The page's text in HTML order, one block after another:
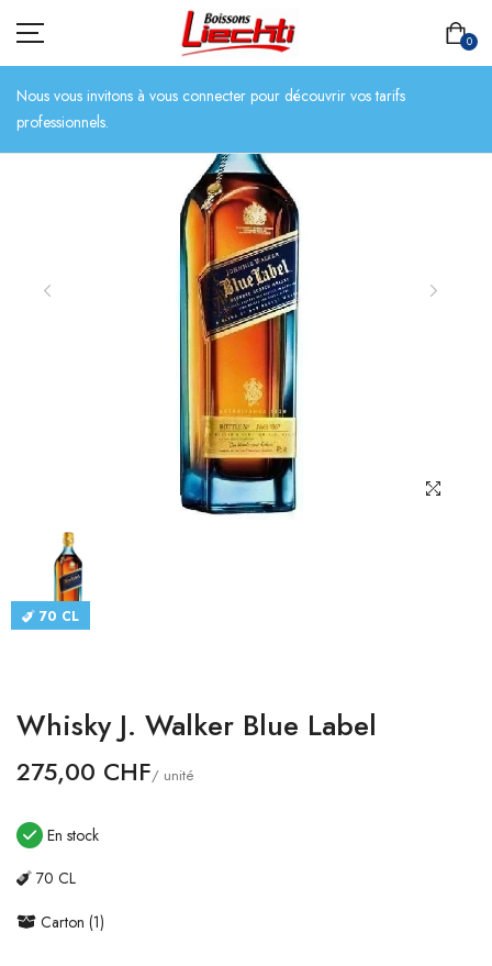
0
TOUT L’ASSORTIMENT
BIÈRES
BOISSONS SANS ALCOOL
CATALOGUES
CONTACT
Devise
Nous vous invitons à vous connecter pour découvrir vos tarifs
professionnels.
70 CL
Whisky J. Walker Blue Label
275,00 CHF/ unité
En stock
70 CL
Carton (1)